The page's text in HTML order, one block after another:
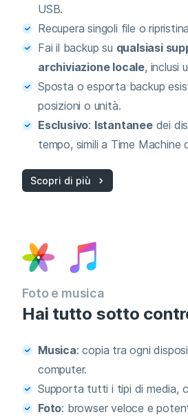
USB.
Recupera singoli file o
Fai il backup su qualsiasi
archiviazione locale, inclusi
Sposta o esporta backup
posizioni o unità.
Esclusivo: Istantaneedei
tempo, simili a Time Machine
Scopri di più
Foto e musica
Hai tutto sotto
Musica: copia tra ogni
computer.
Supporta tutti i tipi di media,
Foto: browser veloce e